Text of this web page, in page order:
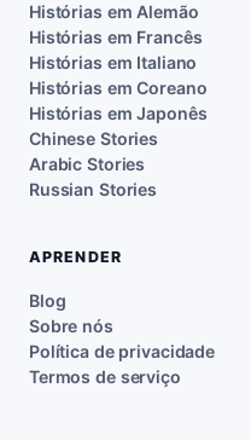
Histórias em Alemão
Histórias em Francês
Histórias em Italiano
Histórias em Coreano
Histórias em Japonês
Chinese Stories
Arabic Stories
Russian Stories
APRENDER
Blog
Sobre nós
Política de privacidade
Termos de serviço